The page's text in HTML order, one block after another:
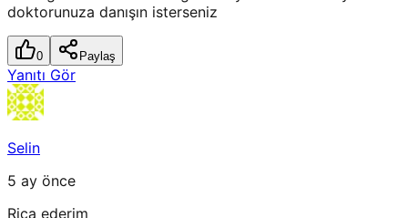
doktorunuza danışın isterseniz
0 Paylaş
Yanıtı Gör
Selin
5 ay önce
Rica ederim